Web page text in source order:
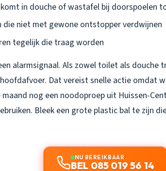
in douche of wastafel bij doorspoelen
die niet met gewone ontstopper verdwijnen
tegelijk die traag worden
alarmsignaal. Als zowel toilet als douche
Dat vereist snelle actie omdat
nog een noodoproep uit Huissen-
Bleek een grote plastic bal te zijn
NU BEREIKBAAR
BEL 085 019 56 14